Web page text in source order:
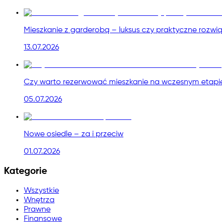
Mieszkanie z garderobą – luksus czy praktyczne
13.07.2026
Czy warto rezerwować mieszkanie na wczesnym
05.07.2026
Nowe osiedle – za i przeciw
01.07.2026
Kategorie
Wszystkie
Wnętrza
Prawne
Finansowe